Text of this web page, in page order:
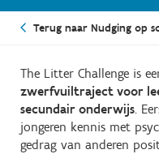
Terug naar Nudging op
The Litter Challenge is
zwerfvuiltraject voor
secundair onderwijs.
jongeren kennis met
gedrag van anderen